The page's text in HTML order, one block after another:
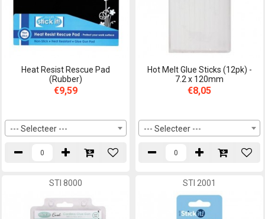
Heat Resist Rescue Pad
(Rubber)
€9,59
--- Selecteer ---
Hot Melt Glue Sticks (12pk) -
7.2 x 120mm
€8,05
--- Selecteer ---
STI 8000 STI 2001